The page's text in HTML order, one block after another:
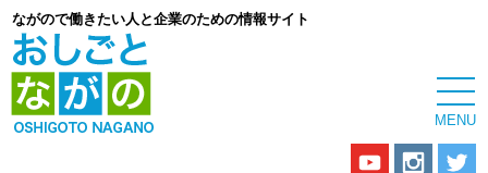
ながので働きたい人と企業のための情報サイト